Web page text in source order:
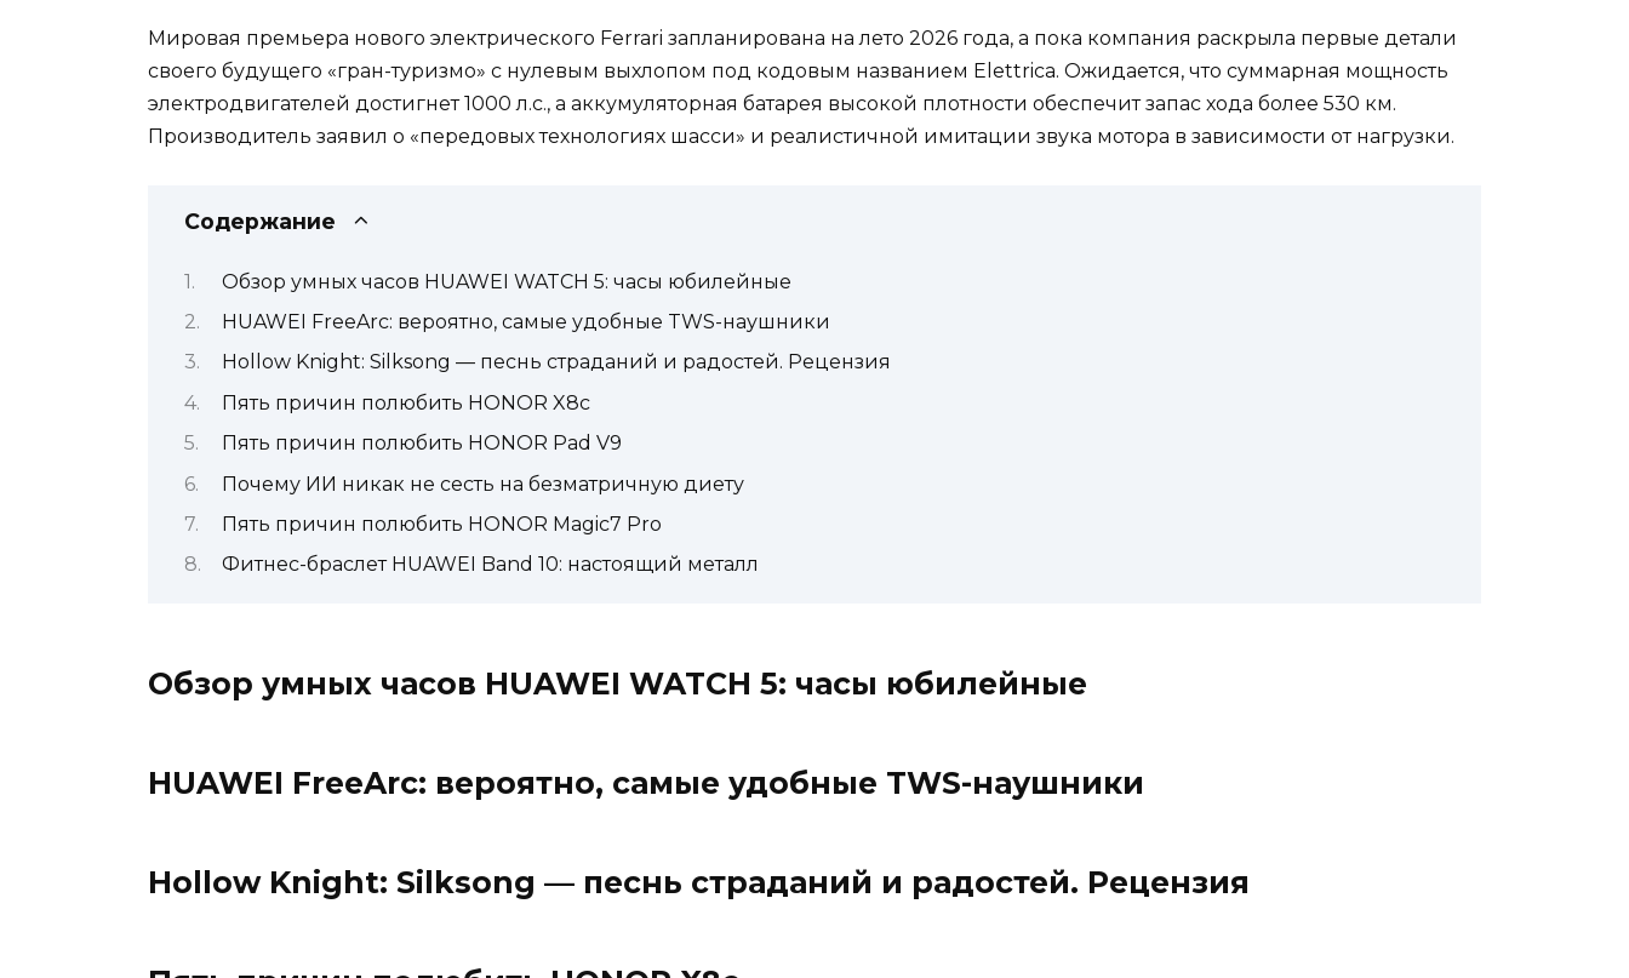
Мировая премьера нового электрического Ferrari запланирована на лето 2026 года, а пока компания раскрыла первые детали
своего будущего «гран-туризмо» с нулевым выхлопом под кодовым названием Elettrica. Ожидается, что суммарная мощность
электродвигателей достигнет 1000 л.с., а аккумуляторная батарея высокой плотности обеспечит запас хода более 530 км.
Производитель заявил о «передовых технологиях шасси» и реалистичной имитации звука мотора в зависимости от нагрузки.
Содержание
Обзор умных часов HUAWEI WATCH 5: часы юбилейные
HUAWEI FreeArc: вероятно, самые удобные TWS-наушники
Hollow Knight: Silksong — песнь страданий и радостей. Рецензия
Пять причин полюбить HONOR X8c
Пять причин полюбить HONOR Pad V9
Почему ИИ никак не сесть на безматричную диету
Пять причин полюбить HONOR Magic7 Pro
Фитнес-браслет HUAWEI Band 10: настоящий металл
Обзор умных часов HUAWEI WATCH 5: часы юбилейные
HUAWEI FreeArc: вероятно, самые удобные TWS-наушники
Hollow Knight: Silksong — песнь страданий и радостей. Рецензия